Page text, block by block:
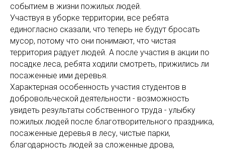
событием в жизни пожилых людей.
Участвуя в уборке территории, все ребята
единогласно сказали, что теперь не будут бросать
мусор, потому что они понимают, что чистая
территория радует людей. А после участия в акции по
посадке леса, ребята ходили смотреть, прижились ли
посаженные ими деревья.
Характерная особенность участия студентов в
добровольческой деятельности - возможность
увидеть результаты собственного труда - улыбку
пожилых людей после благотворительного праздника,
посаженные деревья в лесу, чистые парки,
благодарность людей за сложенные дрова,